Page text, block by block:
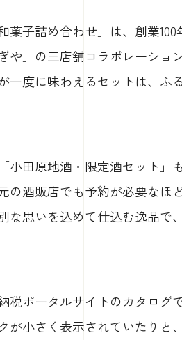
菓子詰め合わせ」は、創業
や」の三店舗コラボレーショ
一度に味わえるセットは、ふ
小田原地酒・限定酒セット」
の酒販店でも予約が必要なほ
な思いを込めて仕込む逸品で
税ポータルサイトのカタログ
が小さく表示されていたりと